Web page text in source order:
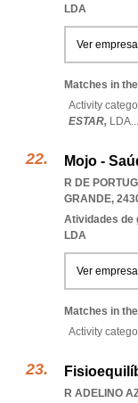
LDA
Ver empresa
Matches in
Activity
ESTAR, LDA...
Mojo -
R DE
GRANDE,
Atividades de
LDA
Ver empresa
Matches in
Activity
R ADELINO